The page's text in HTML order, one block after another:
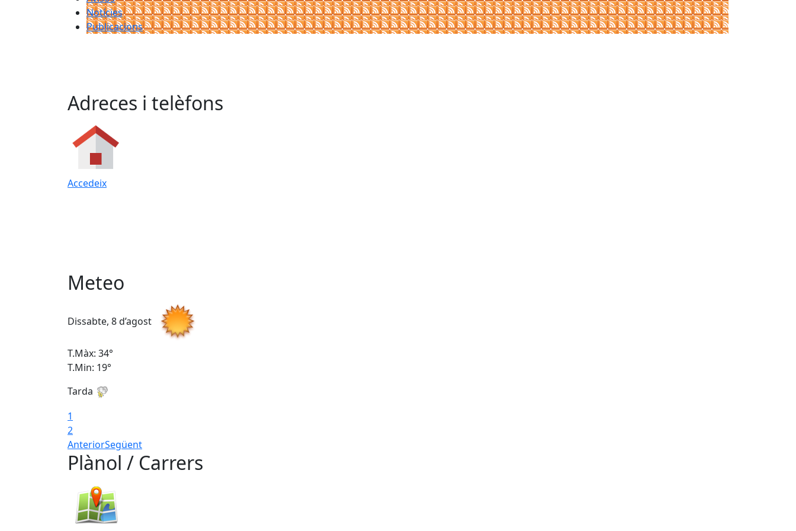
Notícies
Publicacions
Adreces i telèfons
Accedeix
Meteo
Dissabte, 8 d’agost
T.Màx: 34°
T.Min: 19°
Tarda
1
2
AnteriorSegüent
Plànol / Carrers